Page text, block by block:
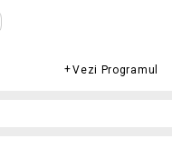
Vezi Programul